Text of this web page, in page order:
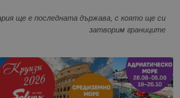
ще е последната държава, с която ще си
затворим границите